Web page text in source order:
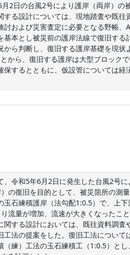
2日の台風2号により護岸（両岸）の
る設計については、現地踏査や既往
および災害査定に必要となる野帳、
本とし被災前の護岸法線で復旧する
ら判断し、復旧する護岸基礎を現状
から、復旧する護岸は大型ブロック
するとともに、仮設管については経
令和5年6月2日に発生した台風2号
の復旧を目的として、被災箇所の測
石練積護岸（法勾配1:0.5）で、上
流量が増加、流速が大きくなったこ
する設計においては、既往資料調査
法の提案をした。復旧工法について
練）工法の玉石練積工（1:0.5）とし